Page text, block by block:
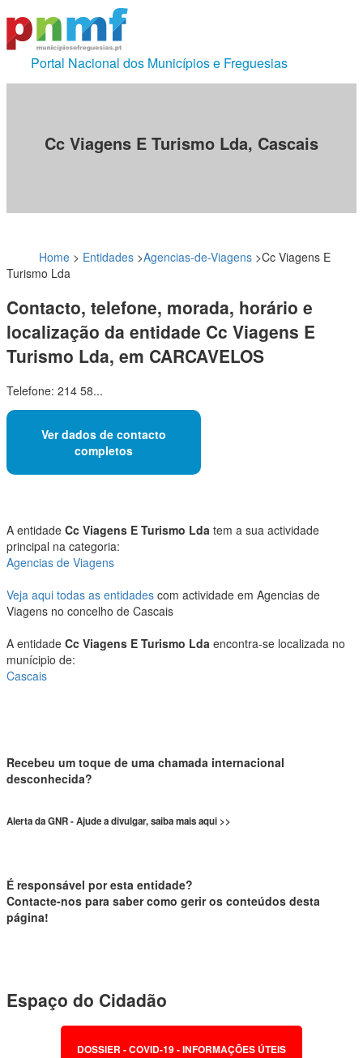
Portal Nacional dos Municípios e Freguesias
Cc Viagens E Turismo Lda, Cascais
Home > Entidades >Agencias-de-Viagens >Cc Viagens E
Turismo Lda
Contacto, telefone, morada, horário e
localização da entidade Cc Viagens E
Turismo Lda, em CARCAVELOS
Telefone: 214 58...
Ver dados de contacto
completos
A entidade Cc Viagens E Turismo Lda tem a sua actividade
principal na categoria:
Agencias de Viagens
Veja aqui todas as entidades com actividade em Agencias de
Viagens no concelho de Cascais
A entidade Cc Viagens E Turismo Lda encontra-se localizada no
munícipio de:
Cascais
Recebeu um toque de uma chamada internacional
desconhecida?
Alerta da GNR - Ajude a divulgar, saiba mais aqui >>
É responsável por esta entidade?
Contacte-nos para saber como gerir os conteúdos desta
página!
Espaço do Cidadão
DOSSIER - COVID-19 - INFORMAÇÕES ÚTEIS